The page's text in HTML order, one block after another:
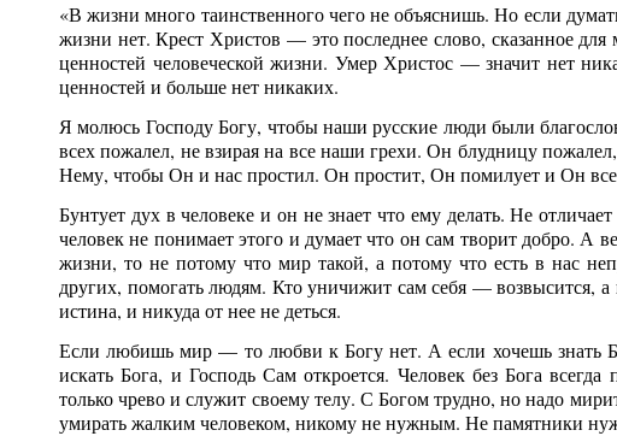
«В жизни много таинственного чего не объяснишь. Но если
жизни нет. Крест Христов — это последнее слово, сказанное
ценностей человеческой жизни. Умер Христос — значит нет
ценностей и больше нет никаких.
Я молюсь Господу Богу, чтобы наши русские люди были
всех пожалел, не взирая на все наши грехи. Он блудницу
Нему, чтобы Он и нас простил. Он простит, Он помилует и Он
Бунтует дух в человеке и он не знает что ему делать. Не
человек не понимает этого и думает что он сам творит добро. А
жизни, то не потому что мир такой, а потому что есть в нас
других, помогать людям. Кто уничижит сам себя — возвысится,
истина, и никуда от нее не деться.
Если любишь мир — то любви к Богу нет. А если хочешь знать
искать Бога, и Господь Сам откроется. Человек без Бога
только чрево и служит своему телу. С Богом трудно, но надо
умирать жалким человеком, никому не нужным. Не памятники